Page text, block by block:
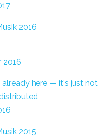
2016
2016
already here — it's just not
2015